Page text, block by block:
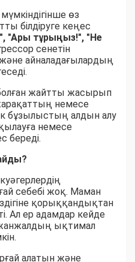
өз
білдіруге кеңес
"Ары тұрыңыз!", "Не
сенетін
және айналадағылардың
жайтты жасырып
немесе
бұзылыстың алдын алу
немесе
береді.
себебі жоқ. Маман
қорыққандықтан
Ал ер адамдар кейде
ықтимал
алатын және